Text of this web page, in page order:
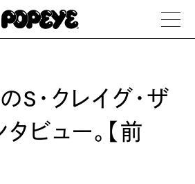
S・クレイグ・ザ
ビュー。【前